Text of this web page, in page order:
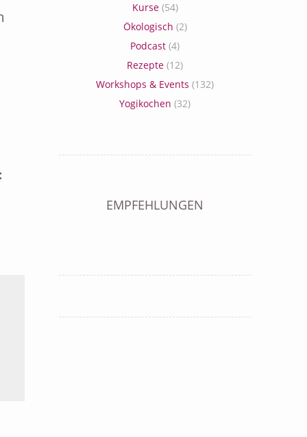
Kurse(54)
Ökologisch (2)
Podcast (4)
Rezepte (12)
Workshops & Events (132)
Yogikochen (32)
EMPFEHLUNGEN